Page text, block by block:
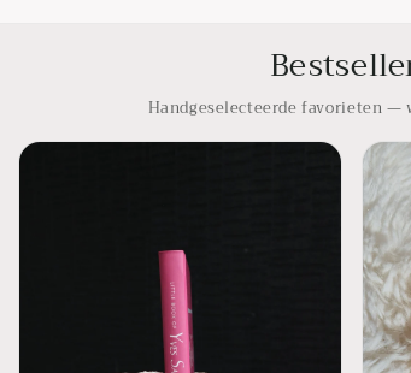
Handgeselecteerde favorieten —